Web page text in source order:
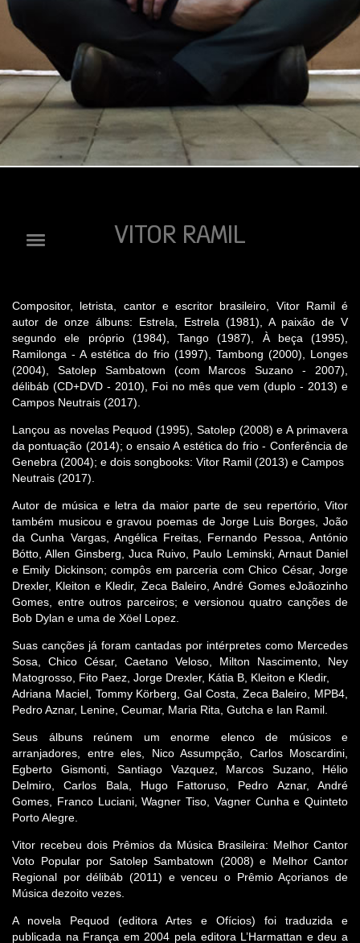
VITOR RAMIL
Compositor, letrista, cantor e escritor brasileiro, Vitor Ramil é
autor de onze álbuns: Estrela, Estrela (1981), A paixão de V
segundo ele próprio (1984), Tango (1987), À beça (1995),
Ramilonga - A estética do frio (1997), Tambong (2000), Longes
(2004), Satolep Sambatown (com Marcos Suzano - 2007),
délibáb (CD+DVD - 2010), Foi no mês que vem (duplo - 2013) e
Campos Neutrais (2017).
Lançou as novelas Pequod (1995), Satolep (2008) e A primavera
da pontuação (2014); o ensaio A estética do frio - Conferência de
Genebra (2004); e dois songbooks: Vitor Ramil (2013) e Campos
Neutrais (2017).
Autor de música e letra da maior parte de seu repertório, Vitor
também musicou e gravou poemas de Jorge Luis Borges, João
da Cunha Vargas, Angélica Freitas, Fernando Pessoa, António
Bótto, Allen Ginsberg, Juca Ruivo, Paulo Leminski, Arnaut Daniel
e Emily Dickinson; compôs em parceria com Chico César, Jorge
Drexler, Kleiton e Kledir, Zeca Baleiro, André Gomes eJoãozinho
Gomes, entre outros parceiros; e versionou quatro canções de
Bob Dylan e uma de Xöel Lopez.
Suas canções já foram cantadas por intérpretes como Mercedes
Sosa, Chico César, Caetano Veloso, Milton Nascimento, Ney
Matogrosso, Fito Paez, Jorge Drexler, Kátia B, Kleiton e Kledir,
Adriana Maciel, Tommy Körberg, Gal Costa, Zeca Baleiro, MPB4,
Pedro Aznar, Lenine, Ceumar, Maria Rita, Gutcha e Ian Ramil.
Seus álbuns reúnem um enorme elenco de músicos e
arranjadores, entre eles, Nico Assumpção, Carlos Moscardini,
Egberto Gismonti, Santiago Vazquez, Marcos Suzano, Hélio
Delmiro, Carlos Bala, Hugo Fattoruso, Pedro Aznar, André
Gomes, Franco Luciani, Wagner Tiso, Vagner Cunha e Quinteto
Porto Alegre.
Vitor recebeu dois Prêmios da Música Brasileira: Melhor Cantor
Voto Popular por Satolep Sambatown (2008) e Melhor Cantor
Regional por délibáb (2011) e venceu o Prêmio Açorianos de
Música dezoito vezes.
A novela Pequod (editora Artes e Ofícios) foi traduzida e
publicada na França em 2004 pela editora L’Harmattan e deu a